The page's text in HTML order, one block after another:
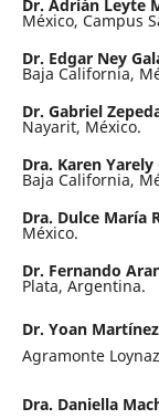
Dr. Adrián Leyte
México, Campus
Dr. Edgar Ney
Baja California,
Dr. Gabriel
Nayarit, México.
Dra. Karen
Baja California,
Dra. Dulce María
México.
Dr. Fernando
Plata, Argentina.
Dr. Yoan
Agramonte
Dra. Daniella